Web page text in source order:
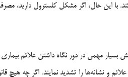
مهمی در دور نگاه داشتن علائم
و نشانه‌ها را تشدید نمایند. اگر چه هیچ